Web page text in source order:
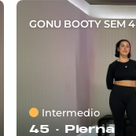
GONU BOOTY SEM 4
Intermedio
45 · Pierna